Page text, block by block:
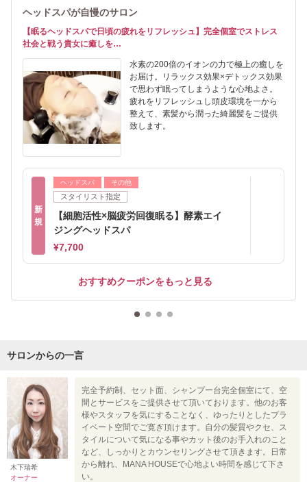
ヘッドスパが自慢のサロン
【眠るヘッドスパで日頃の疲れをリフレッシュ】完全個室でストレス
社会と戦う貴女に癒しを…
水素の200倍のイオンの力で極上の癒しを
お届け。リラックス効果×デトックス効果
で思わず眠ってしまうような心地よさ。
疲れをリフレッシュし頭皮環境を一から
整えて、素髪から潤った綺麗髪をご提供
致します。
新
規
ヘッドスパ その他
スタイリスト指定
【細胞活性×脳疲労回復眠る】酵素エイ
ジングヘッドスパ
¥7,700
おすすめクーポンをもっと見る
サロンからの一言
木下瑞希
オーナー
完全予約制、セット面、シャンプー台完全個室にて、空
間とサービスをご提供させて頂いております。他のお客
様やスタッフを気にすることなく、ゆったりとしたプラ
イベート空間でご寛ぎ頂けます。自分の髪質やクセ、ス
タイルについて気になる事やカット後のお手入れのこと
など、しっかりとカウンセリングさせて頂きます。日常
から離れ、MANA HOUSEで心地よい時間を感じて下さ
い。